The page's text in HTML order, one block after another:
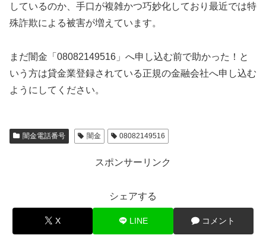
しているのか、手口が複雑かつ巧妙化しており最近では特
殊詐欺による被害が増えています。
まだ闇金「08082149516」へ申し込む前で助かった！と
いう方は貸金業登録されている正規の金融会社へ申し込む
ようにしてください。
闇金電話番号 闇金 08082149516
スポンサーリンク
シェアする
X LINE コメント